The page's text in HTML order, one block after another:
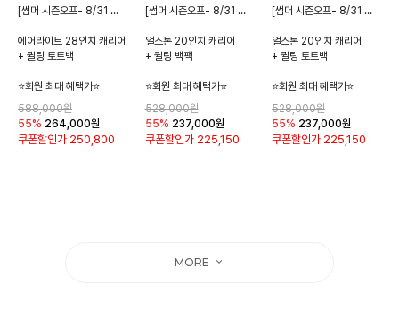
[썸머 시즌오프- 8/31 종료]
에어라이트 28인치 캐리어
+ 퀼팅 토트백
⭐회원 최대 혜택가⭐
588,000원
55% 264,000원
쿠폰할인가 250,800
[썸머 시즌오프- 8/31 종료]
얼스톤 20인치 캐리어
+ 퀼팅 백팩
⭐회원 최대 혜택가⭐
528,000원
55% 237,000원
쿠폰할인가 225,150
[썸머 시즌오프- 8/31 종료]
얼스톤 20인치 캐리어
+ 퀼팅 토트백
⭐회원 최대 혜택가⭐
528,000원
55% 237,000원
쿠폰할인가 225,150
MORE